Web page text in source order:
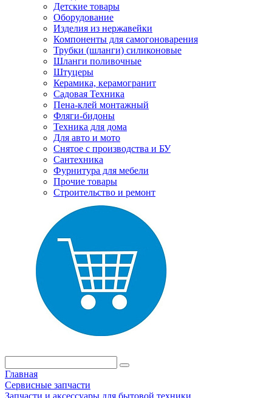
Детские товары
Оборудование
Изделия из нержавейки
Компоненты для самогоноварения
Трубки (шланги) силиконовые
Шланги поливочные
Штуцеры
Керамика, керамогранит
Садовая Техника
Пена-клей монтажный
Фляги-бидоны
Техника для дома
Для авто и мото
Снятое с производства и БУ
Сантехника
Фурнитура для мебели
Прочие товары
Строительство и ремонт
Главная
Сервисные запчасти
Запчасти и аксессуары для бытовой техники